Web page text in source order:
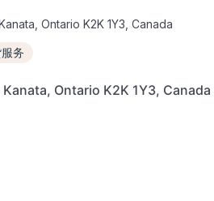
Ontario K2K 1Y3, Canada
务